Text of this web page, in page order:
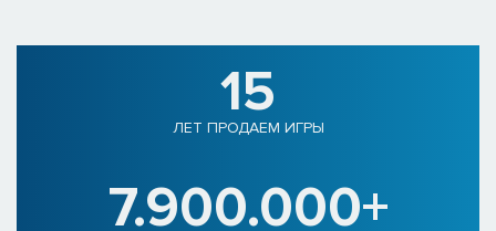
15
ЛЕТ ПРОДАЕМ ИГРЫ
7.900.000+